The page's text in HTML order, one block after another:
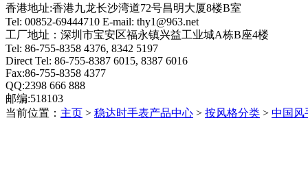
香港地址:香港九龙长沙湾道72号昌明大厦8楼B室
Tel: 00852-69444710 E-mail: thy1@963.net
工厂地址：深圳市宝安区福永镇兴益工业城A栋B座4楼
Tel: 86-755-8358 4376, 8342 5197
Direct Tel: 86-755-8387 6015, 8387 6016
Fax:86-755-8358 4377
QQ:2398 666 888
邮编:518103
当前位置： 主页 > 稳达时手表产品中心 > 按风格分类 > 中国风